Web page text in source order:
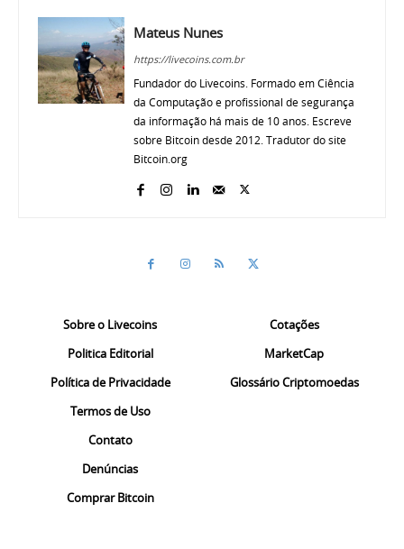
Mateus Nunes
https://livecoins.com.br
Fundador do Livecoins. Formado em Ciência
da Computação e profissional de segurança
da informação há mais de 10 anos. Escreve
sobre Bitcoin desde 2012. Tradutor do site
Bitcoin.org
Sobre o Livecoins
Politica Editorial
Política de Privacidade
Termos de Uso
Contato
Denúncias
Comprar Bitcoin
Cotações
MarketCap
Glossário Criptomoedas